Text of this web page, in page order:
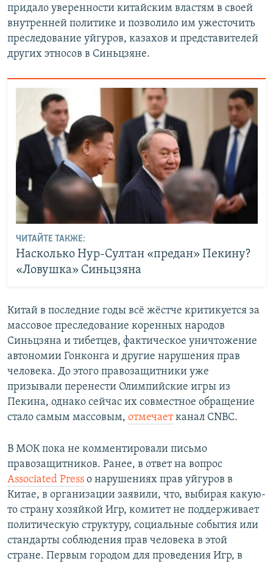
придало уверенности китайским властям в своей
внутренней политике и позволило им ужесточить
преследование уйгуров, казахов и представителей
других этносов в Синьцзяне.
ЧИТАЙТЕ ТАКЖЕ:
Насколько Нур-Султан «предан» Пекину?
«Ловушка» Синьцзяна
Китай в последние годы всё жёстче критикуется за
массовое преследование коренных народов
Синьцзяна и тибетцев, фактическое уничтожение
автономии Гонконга и другие нарушения прав
человека. До этого правозащитники уже
призывали перенести Олимпийские игры из
Пекина, однако сейчас их совместное обращение
стало самым массовым, отмечаетканал CNBC.
В МОК пока не комментировали письмо
правозащитников. Ранее, в ответ на вопрос
Associated Press о нарушениях прав уйгуров в
Китае, в организации заявили, что, выбирая какую-
то страну хозяйкой Игр, комитет не поддерживает
политическую структуру, социальные события или
стандарты соблюдения прав человека в этой
стране. Первым городом для проведения Игр, в